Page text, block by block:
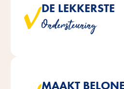
DE LEKKERSTE
Ondersteuning
Zoals snacks voor een gezonde
van het immuunsysteem of
optimale rui.
MAAKT